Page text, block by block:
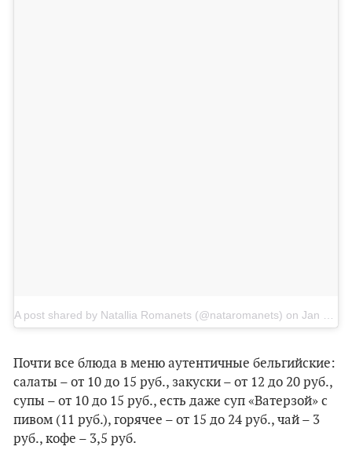
A post shared by Natallia Romanets (@nataromanets) on Jan 13, 2018 at 2:27pm PST
Почти все блюда в меню аутентичные бельгийские:
салаты – от 10 до 15 руб., закуски – от 12 до 20 руб.,
супы – от 10 до 15 руб., есть даже суп «Ватерзой» с
пивом (11 руб.), горячее – от 15 до 24 руб., чай – 3
руб., кофе – 3,5 руб.